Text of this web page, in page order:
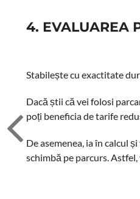
4. EVALUAREA
Stabilește cu exactitate
Dacă știi că vei folosi
poți beneficia de tarife
De asemenea, ia în calcul
schimbă pe parcurs.